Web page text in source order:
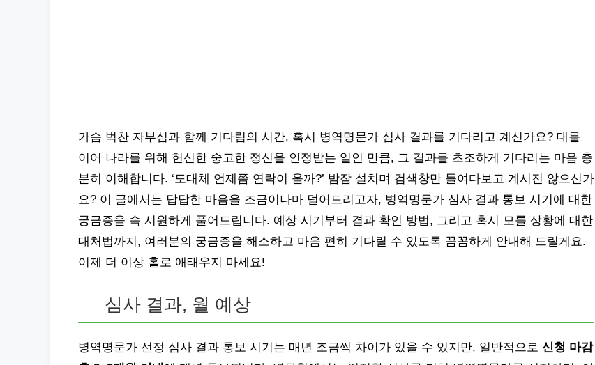
가슴 벅찬 자부심과 함께 기다림의 시간, 혹시 병역명문가 심사 결과를 기다리고 계신가요? 대를
이어 나라를 위해 헌신한 숭고한 정신을 인정받는 일인 만큼, 그 결과를 초조하게 기다리는 마음 충
분히 이해합니다. ‘도대체 언제쯤 연락이 올까?’ 밤잠 설치며 검색창만 들여다보고 계시진 않으신가
요? 이 글에서는 답답한 마음을 조금이나마 덜어드리고자, 병역명문가 심사 결과 통보 시기에 대한
궁금증을 속 시원하게 풀어드립니다. 예상 시기부터 결과 확인 방법, 그리고 혹시 모를 상황에 대한
대처법까지, 여러분의 궁금증을 해소하고 마음 편히 기다릴 수 있도록 꼼꼼하게 안내해 드릴게요.
이제 더 이상 홀로 애태우지 마세요!
심사 결과, 월 예상
병역명문가 선정 심사 결과 통보 시기는 매년 조금씩 차이가 있을 수 있지만, 일반적으로 신청 마감